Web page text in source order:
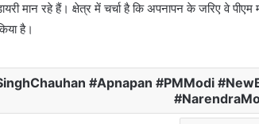
मान रहे हैं। क्षेत्र में चर्चा है कि अपनापन के जरिए वे
है।
#Apnapan #PMModi